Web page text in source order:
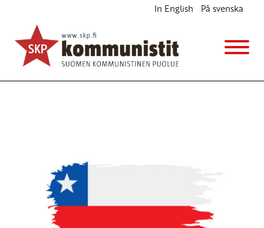
In English På svenska
Chilen kommunistinen puolue